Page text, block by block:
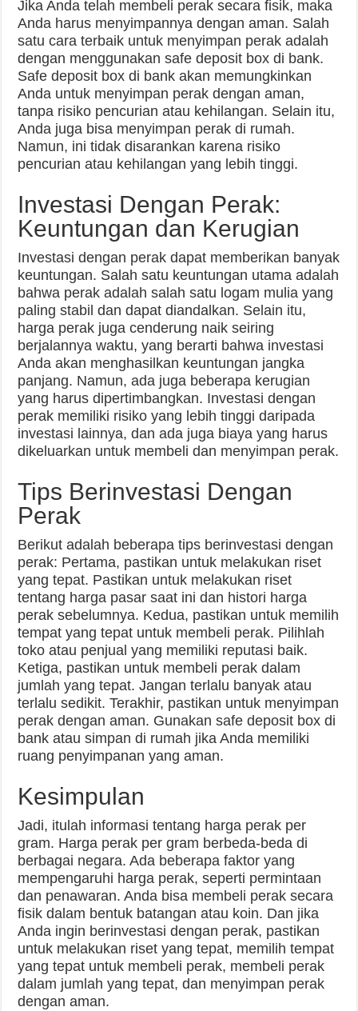
Jika Anda telah membeli perak secara fisik, maka
Anda harus menyimpannya dengan aman. Salah
satu cara terbaik untuk menyimpan perak adalah
dengan menggunakan safe deposit box di bank.
Safe deposit box di bank akan memungkinkan
Anda untuk menyimpan perak dengan aman,
tanpa risiko pencurian atau kehilangan. Selain itu,
Anda juga bisa menyimpan perak di rumah.
Namun, ini tidak disarankan karena risiko
pencurian atau kehilangan yang lebih tinggi.
Investasi Dengan Perak:
Keuntungan dan Kerugian
Investasi dengan perak dapat memberikan banyak
keuntungan. Salah satu keuntungan utama adalah
bahwa perak adalah salah satu logam mulia yang
paling stabil dan dapat diandalkan. Selain itu,
harga perak juga cenderung naik seiring
berjalannya waktu, yang berarti bahwa investasi
Anda akan menghasilkan keuntungan jangka
panjang. Namun, ada juga beberapa kerugian
yang harus dipertimbangkan. Investasi dengan
perak memiliki risiko yang lebih tinggi daripada
investasi lainnya, dan ada juga biaya yang harus
dikeluarkan untuk membeli dan menyimpan perak.
Tips Berinvestasi Dengan
Perak
Berikut adalah beberapa tips berinvestasi dengan
perak: Pertama, pastikan untuk melakukan riset
yang tepat. Pastikan untuk melakukan riset
tentang harga pasar saat ini dan histori harga
perak sebelumnya. Kedua, pastikan untuk memilih
tempat yang tepat untuk membeli perak. Pilihlah
toko atau penjual yang memiliki reputasi baik.
Ketiga, pastikan untuk membeli perak dalam
jumlah yang tepat. Jangan terlalu banyak atau
terlalu sedikit. Terakhir, pastikan untuk menyimpan
perak dengan aman. Gunakan safe deposit box di
bank atau simpan di rumah jika Anda memiliki
ruang penyimpanan yang aman.
Kesimpulan
Jadi, itulah informasi tentang harga perak per
gram. Harga perak per gram berbeda-beda di
berbagai negara. Ada beberapa faktor yang
mempengaruhi harga perak, seperti permintaan
dan penawaran. Anda bisa membeli perak secara
fisik dalam bentuk batangan atau koin. Dan jika
Anda ingin berinvestasi dengan perak, pastikan
untuk melakukan riset yang tepat, memilih tempat
yang tepat untuk membeli perak, membeli perak
dalam jumlah yang tepat, dan menyimpan perak
dengan aman.